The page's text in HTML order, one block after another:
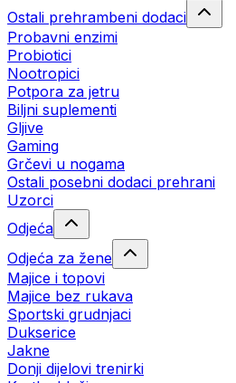
Ostali prehrambeni dodaci
Probavni enzimi
Probiotici
Nootropici
Potpora za jetru
Biljni suplementi
Gljive
Gaming
Grčevi u nogama
Ostali posebni dodaci prehrani
Uzorci
Odjeća
Odjeća za žene
Majice i topovi
Majice bez rukava
Sportski grudnjaci
Dukserice
Jakne
Donji dijelovi trenirki